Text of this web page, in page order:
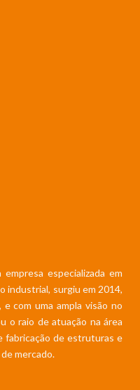
especializada em
industrial, surgiu em 2014,
com uma ampla visão no
o raio de atuação na área
fabricação de estruturas e
mercado.